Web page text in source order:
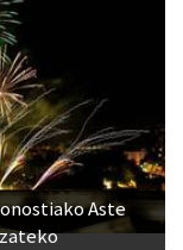
Aste